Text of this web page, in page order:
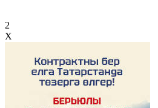
2
X